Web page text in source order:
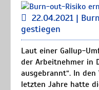
22.04.2021 |
gestiegen
Laut einer Gallup-
der Arbeitnehmer in
ausgebrannt“. In
letzten Jahre hatte